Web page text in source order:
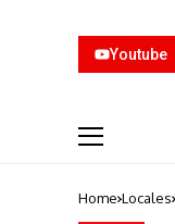
Youtube
Home Locales